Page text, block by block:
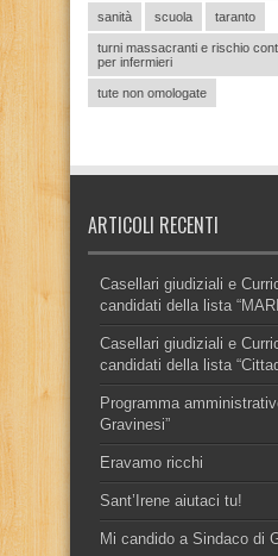
sanità scuola taranto
turni massacranti e rischio
per infermieri
tute non omologate
ARTICOLI RECENTI
Casellari giudiziali e
candidati della lista
Casellari giudiziali e
candidati della lista
Programma
Gravinesi”
Eravamo ricchi
Sant’Irene aiutaci tu!
Mi candido a Sindaco di